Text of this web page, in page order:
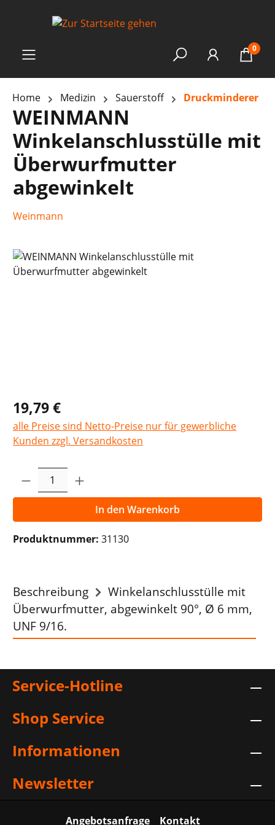
0
Home Medizin Sauerstoff Druckminderer
WEINMANN
Winkelanschlusstülle mit
Überwurfmutter
abgewinkelt
Weinmann
Bildergalerie überspringen
19,79 €
alle Preise sind Netto-Preise nur für gewerbliche
Kunden zzgl. Versandkosten
Produkt Anzahl: Gib den gewünschten
In den Warenkorb
Produktnummer: 31130
Beschreibung
Winkelanschlusstülle mit
Überwurfmutter, abgewinkelt 90°, Ø 6 mm,
UNF 9/16.
Service-Hotline
Shop Service
Informationen
Newsletter
Angebotsanfrage Kontakt